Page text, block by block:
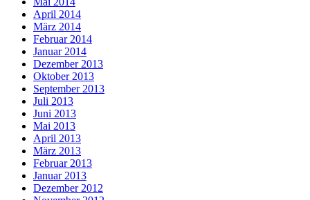
April 2014
März 2014
Februar 2014
Januar 2014
Dezember 2013
Oktober 2013
September 2013
Juli 2013
Juni 2013
Mai 2013
April 2013
März 2013
Februar 2013
Januar 2013
Dezember 2012